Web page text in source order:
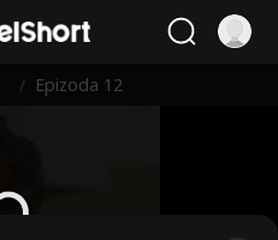
/ Epizoda 12